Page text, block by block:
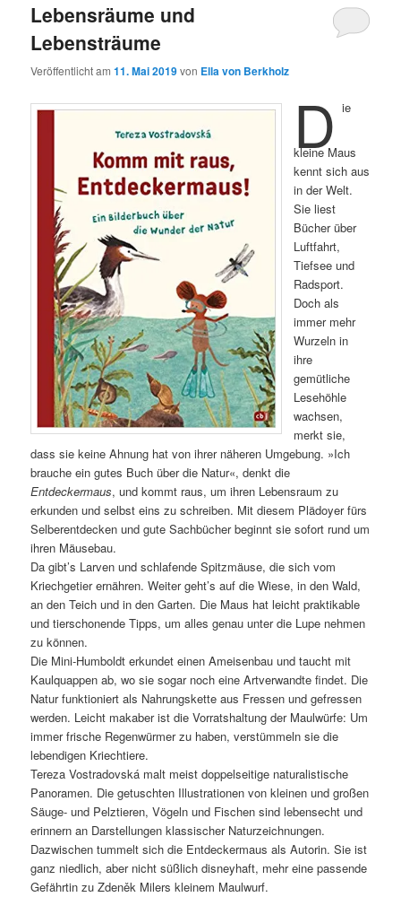
Lebensräume und
Lebensträume
Veröffentlicht am11. Mai 2019von Ella von Berkholz
D ie
kleine Maus
kennt sich aus
in der Welt.
Sie liest
Bücher über
Luftfahrt,
Tiefsee und
Radsport.
Doch als
immer mehr
Wurzeln in
ihre
gemütliche
Lesehöhle
wachsen,
merkt sie,
dass sie keine Ahnung hat von ihrer näheren Umgebung. »Ich
brauche ein gutes Buch über die Natur«, denkt die
Entdeckermaus, und kommt raus, um ihren Lebensraum zu
erkunden und selbst eins zu schreiben. Mit diesem Plädoyer fürs
Selberentdecken und gute Sachbücher beginnt sie sofort rund um
ihren Mäusebau.
Da gibt’s Larven und schlafende Spitzmäuse, die sich vom
Kriechgetier ernähren. Weiter geht’s auf die Wiese, in den Wald,
an den Teich und in den Garten. Die Maus hat leicht praktikable
und tierschonende Tipps, um alles genau unter die Lupe nehmen
zu können.
Die Mini-Humboldt erkundet einen Ameisenbau und taucht mit
Kaulquappen ab, wo sie sogar noch eine Artverwandte findet. Die
Natur funktioniert als Nahrungskette aus Fressen und gefressen
werden. Leicht makaber ist die Vorratshaltung der Maulwürfe: Um
immer frische Regenwürmer zu haben, verstümmeln sie die
lebendigen Kriechtiere.
Tereza Vostradovská malt meist doppelseitige naturalistische
Panoramen. Die getuschten Illustrationen von kleinen und großen
Säuge- und Pelztieren, Vögeln und Fischen sind lebensecht und
erinnern an Darstellungen klassischer Naturzeichnungen.
Dazwischen tummelt sich die Entdeckermaus als Autorin. Sie ist
ganz niedlich, aber nicht süßlich disneyhaft, mehr eine passende
Gefährtin zu Zdeněk Milers kleinem Maulwurf.